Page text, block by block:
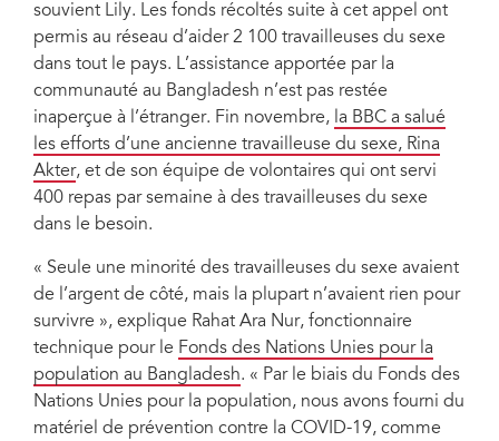
souvient Lily. Les fonds récoltés suite à cet appel ont
permis au réseau d’aider 2 100 travailleuses du sexe
dans tout le pays. L’assistance apportée par la
communauté au Bangladesh n’est pas restée
inaperçue à l’étranger. Fin novembre, la BBC a salué
les efforts d’une ancienne travailleuse du sexe, Rina
Akter, et de son équipe de volontaires qui ont servi
400 repas par semaine à des travailleuses du sexe
dans le besoin.
« Seule une minorité des travailleuses du sexe avaient
de l’argent de côté, mais la plupart n’avaient rien pour
survivre », explique Rahat Ara Nur, fonctionnaire
technique pour le Fonds des Nations Unies pour la
population au Bangladesh. « Par le biais du Fonds des
Nations Unies pour la population, nous avons fourni du
matériel de prévention contre la COVID-19, comme